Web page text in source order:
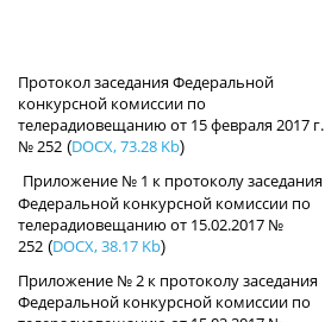
Протокол заседания Федеральной
конкурсной комиссии по
телерадиовещанию от 15 февраля 2017 г.
№ 252 (DOCX, 73.28 Kb)
Приложение № 1 к протоколу заседания
Федеральной конкурсной комиссии по
телерадиовещанию от 15.02.2017 №
252 (DOCX, 38.17 Kb)
Приложение № 2 к протоколу заседания
Федеральной конкурсной комиссии по